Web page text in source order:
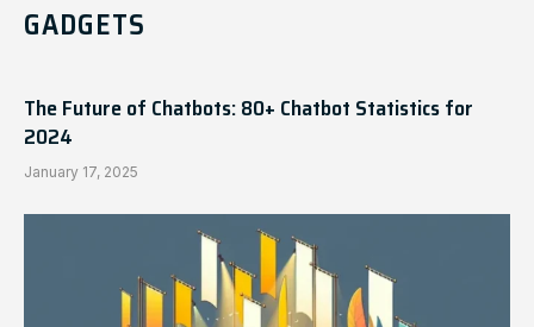
GADGETS
The Future of Chatbots: 80+ Chatbot Statistics for
2024
January 17, 2025